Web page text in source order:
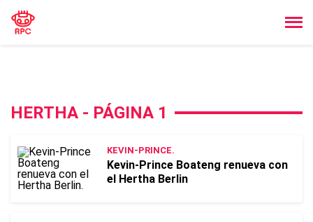
HERTHA - PÁGINA 1
KEVIN-PRINCE.
Kevin-Prince Boateng renueva con
el Hertha Berlin